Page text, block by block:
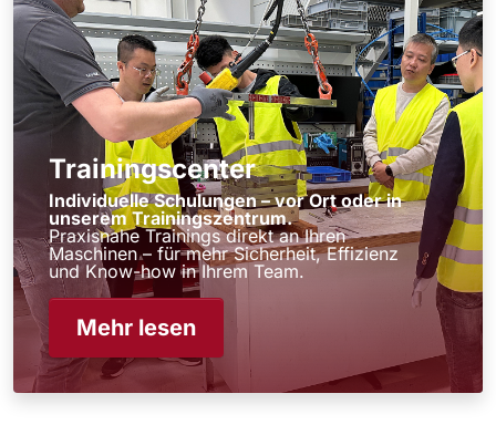
Trainingscenter
Individuelle Schulungen – vor Ort oder in
unserem Trainingszentrum.
Praxisnahe Trainings direkt an Ihren
Maschinen – für mehr Sicherheit, Effizienz
und Know-how in Ihrem Team.
Mehr lesen